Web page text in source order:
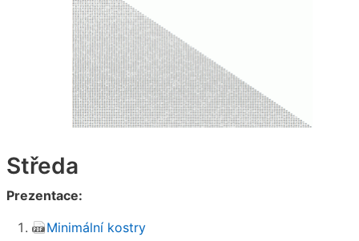
Středa
Prezentace:
Minimální kostry